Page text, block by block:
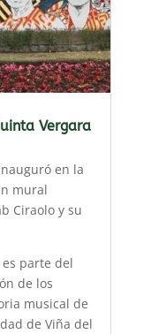
Vergara
en la
mural
Ciraolo y su
parte del
de los
musical de
de Viña del